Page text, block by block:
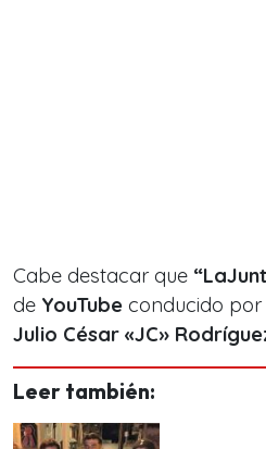
Cabe destacar que
de YouTube conducido
Julio César «JC»
Leer también: